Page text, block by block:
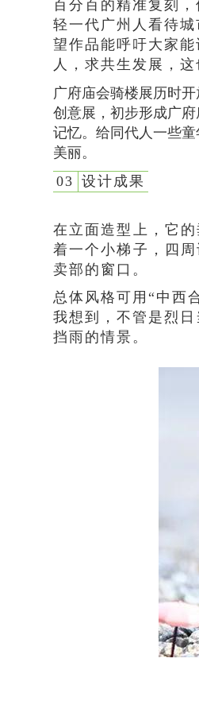
百分百的精准复刻
轻一代广州人看待
望作品能呼吁大家
人，求共生发展，
广府庙会骑楼展历时
创意展，初步形成广
记忆。给同代人一些
美丽。
03 设计成果
在立面造型上，它
着一个小梯子，四
卖部的窗口。
总体风格可用“中西
我想到，不管是烈
挡雨的情景。